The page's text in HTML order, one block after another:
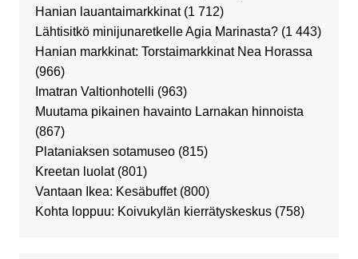
Hanian lauantaimarkkinat (1 712)
Lähtisitkö minijunaretkelle Agia Marinasta? (1 443)
Hanian markkinat: Torstaimarkkinat Nea Horassa
(966)
Imatran Valtionhotelli (963)
Muutama pikainen havainto Larnakan hinnoista
(867)
Plataniaksen sotamuseo (815)
Kreetan luolat (801)
Vantaan Ikea: Kesäbuffet (800)
Kohta loppuu: Koivukylän kierrätyskeskus (758)